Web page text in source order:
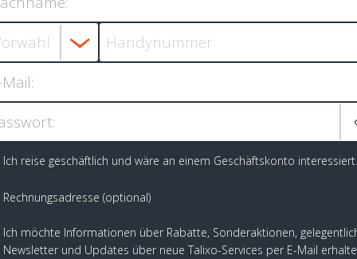
Ich reise geschäftlich und wäre an einem Geschäftskonto interessiert.
Rechnungsadresse (optional)
Ich möchte Informationen über Rabatte, Sonderaktionen,
Newsletter und Updates über neue Talixo-Services per E-Mail